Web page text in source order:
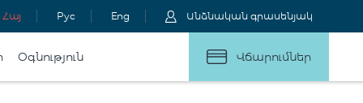
Հայ Рус Eng Անձնական գրասենյակ
Օգնություն Վճարումներ